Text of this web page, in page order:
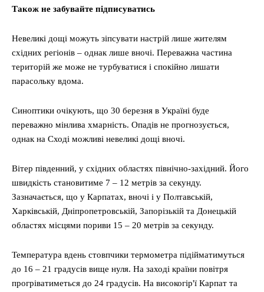
Також не забувайте підписуватись
Невеликі дощі можуть зіпсувати настрій лише жителям
східних регіонів – однак лише вночі. Переважна частина
територій же може не турбуватися і спокійно лишати
парасольку вдома.
Синоптики очікують, що 30 березня в Україні буде
переважно мінлива хмарність. Опадів не прогнозується,
однак на Сході можливі невеликі дощі вночі.
Вітер південний, у східних областях північно-західний. Його
швидкість становитиме 7 – 12 метрів за секунду.
Зазначається, що у Карпатах, вночі і у Полтавській,
Харківській, Дніпропетровській, Запорізькій та Донецькій
областях місцями пориви 15 – 20 метрів за секунду.
Температура вдень стовпчики термометра підійматимуться
до 16 – 21 градусів вище нуля. На заході країни повітря
прогріватиметься до 24 градусів. На високогір'ї Карпат та